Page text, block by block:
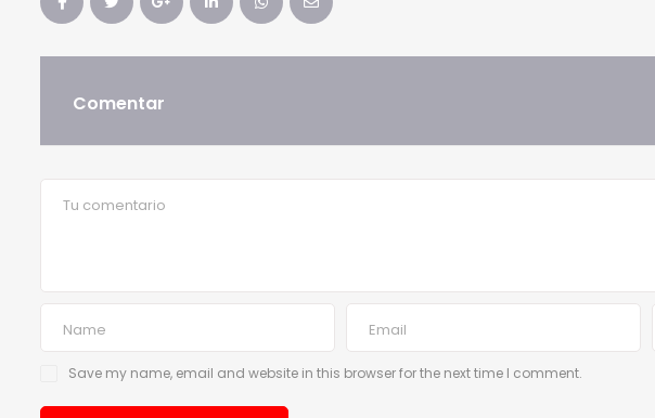
Comentar
Save my name, email and website in this browser for the next time I comment.